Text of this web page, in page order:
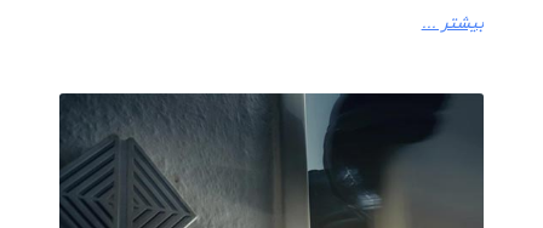
بیشتر ...